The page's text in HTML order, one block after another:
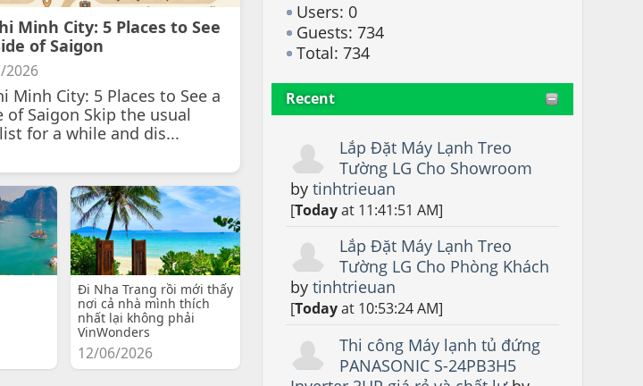
Users: 0
Guests: 734
Total: 734
Recent
Lắp Đặt Máy Lạnh Treo
Tường LG Cho Showroom
bytinhtrieuan
[Todayat 11:41:51 AM]
Lắp Đặt Máy Lạnh Treo
Tường LG Cho Phòng Khách
bytinhtrieuan
[Todayat 10:53:24 AM]
Thi công Máy lạnh tủ đứng
PANASONIC S-24PB3H5
Minh City: 5 Places to See
of Saigon
2026
Minh City: 5 Places to See a
of Saigon Skip the usual
for a while and dis...
Đi Nha Trang rồi mới thấy
nơi cả nhà mình thích
nhất lại không phải
VinWonders
12/06/2026